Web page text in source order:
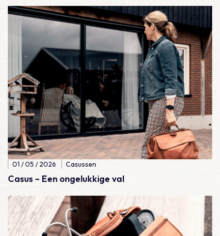
Casus – Een ongelukkige val
01 / 05 / 2026 Casussen
Lees meer over Casus – Een ongelukkige val
Lees meer over Casus – Lijkschouw: natuurlijk wel of natuurlijk